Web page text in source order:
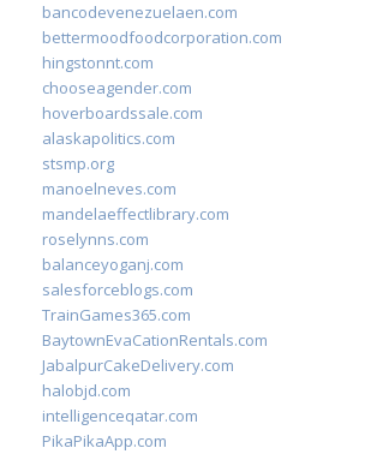
bancodevenezuelaen.com
bettermoodfoodcorporation.com
hingstonnt.com
chooseagender.com
hoverboardssale.com
alaskapolitics.com
stsmp.org
manoelneves.com
mandelaeffectlibrary.com
roselynns.com
balanceyoganj.com
salesforceblogs.com
TrainGames365.com
BaytownEvaCationRentals.com
JabalpurCakeDelivery.com
halobjd.com
intelligenceqatar.com
PikaPikaApp.com